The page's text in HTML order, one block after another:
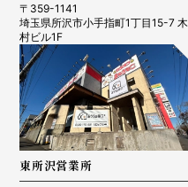
〒359-1141
埼玉県所沢市小手指町1丁目15-7 木
村ビル1F
東所沢営業所